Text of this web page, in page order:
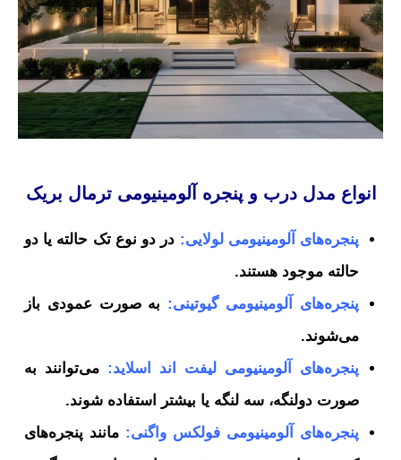
انواع مدل درب و پنجره آلومینیومی ترمال بریک
پنجره‌های آلومینیومی لولایی: در دو نوع تک حالته یا دو
حالته موجود هستند.
پنجره‌های آلومینیومی گیوتینی: به صورت عمودی باز
می‌شوند.
پنجره‌های آلومینیومی لیفت اند اسلاید: می‌توانند به
صورت دولنگه، سه لنگه یا بیشتر استفاده شوند.
پنجره‌های آلومینیومی فولکس واگنی: مانند پنجره‌های